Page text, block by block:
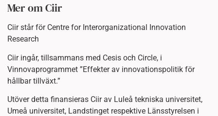
Mer om Ciir
Ciir står för Centre for Interorganizational Innovation
Research
Ciir ingår, tillsammans med Cesis och Circle, i
Vinnovaprogrammet ”Effekter av innovationspolitik för
hållbar tillväxt.”
Utöver detta finansieras Ciir av Luleå tekniska universitet,
Umeå universitet, Landstinget respektive Länsstyrelsen i